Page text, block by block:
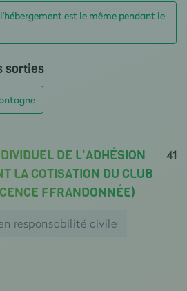
est le même pendant le
sorties
DE L'ADHÉSION
LA COTISATION DU CLUB
FFRANDONNÉE)
41
responsabilité civile